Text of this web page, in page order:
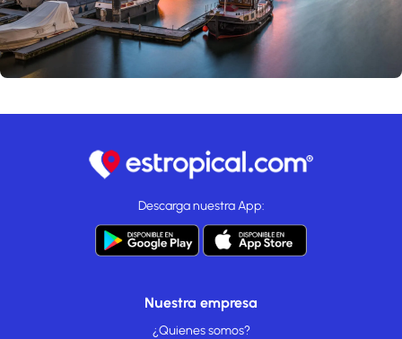
Descarga nuestra App:
Nuestra empresa
¿Quienes somos?